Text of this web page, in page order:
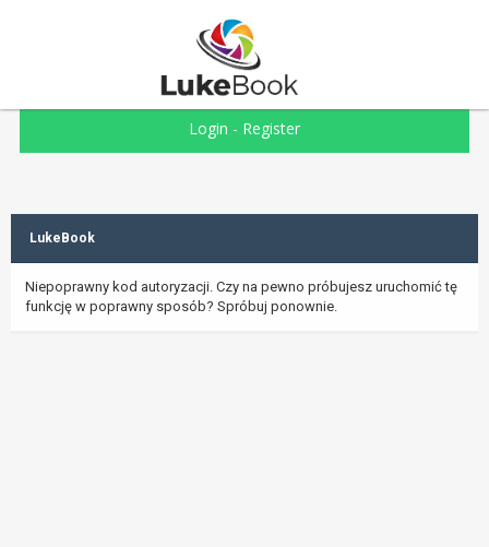
Login - Register
LukeBook
Niepoprawny kod autoryzacji. Czy na pewno próbujesz uruchomić tę
funkcję w poprawny sposób? Spróbuj ponownie.